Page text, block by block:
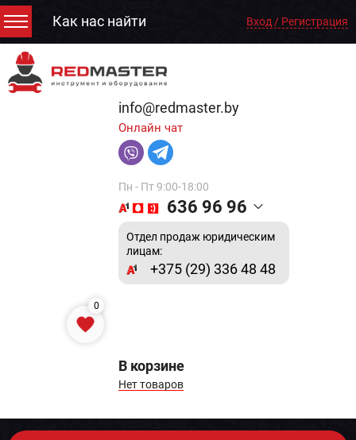
Как нас найти Вход / Регистрация
info@redmaster.by
Онлайн чат
Пн - Пт 9:00-18:00
636 96 96
Отдел продаж юридическим
лицам:
+375 (29) 336 48 48
0
В корзине
Нет товаров